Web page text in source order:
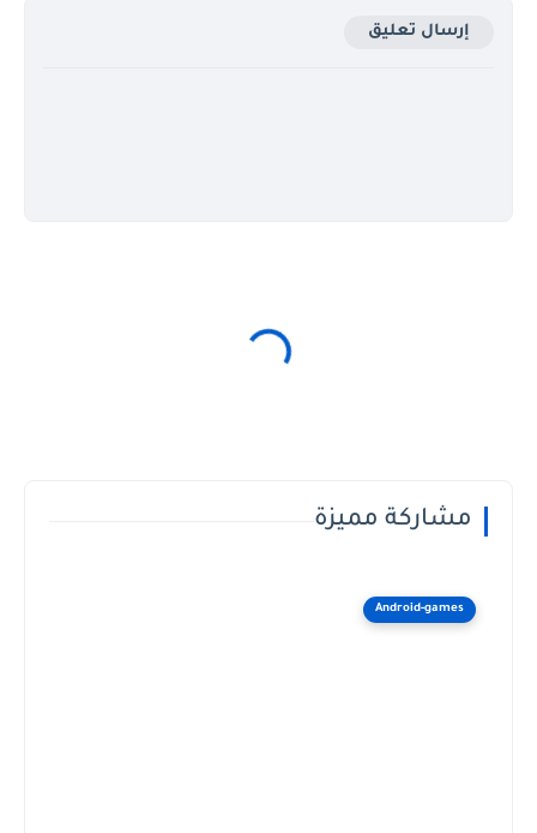
إرسال تعليق
مشاركة مميزة
Android-games